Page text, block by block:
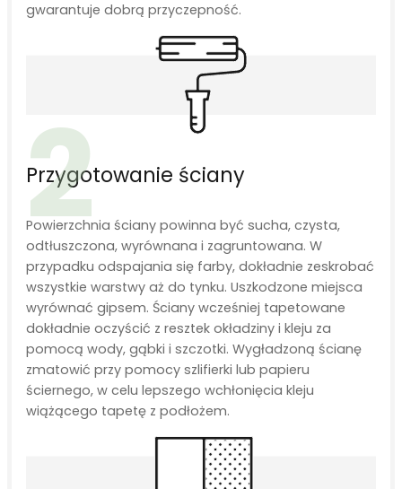
gwarantuje dobrą przyczepność.
2
Przygotowanie ściany
Powierzchnia ściany powinna być sucha, czysta,
odtłuszczona, wyrównana i zagruntowana. W
przypadku odspajania się farby, dokładnie zeskrobać
wszystkie warstwy aż do tynku. Uszkodzone miejsca
wyrównać gipsem. Ściany wcześniej tapetowane
dokładnie oczyścić z resztek okładziny i kleju za
pomocą wody, gąbki i szczotki. Wygładzoną ścianę
zmatowić przy pomocy szlifierki lub papieru
ściernego, w celu lepszego wchłonięcia kleju
wiążącego tapetę z podłożem.